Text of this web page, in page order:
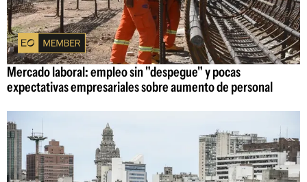
Mercado laboral: empleo sin "despegue" y pocas
expectativas empresariales sobre aumento de personal